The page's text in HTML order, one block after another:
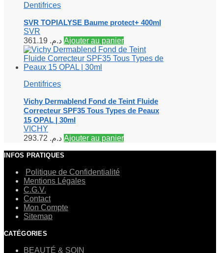
Dentifrices
SVR TOPIALYSE Baume protect+ 400ml
SVR
د.م. Ajouter au panier
Dentifrices
Vichy Dermablend Fond de Teint Fluide
Correcteur SPF35 Tous Types de Peaux
15 OPAL | 30ml
VICHY
د.م. Ajouter au panier
INFOS PRATIQUES
Politique de Confidentialité
Mentions Légales
C.G.V.
Contact
Mon Compte
Sitemap
CATÉGORIES
BEAUTÉ & SOIN